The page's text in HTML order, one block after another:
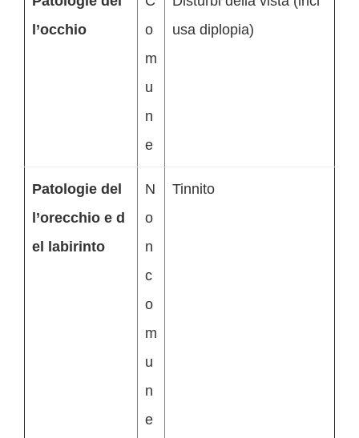
l’occhio
o
m
u
n
e
usa diplopia)
Patologie del
l’orecchio e d
el labirinto
N
o
n
c
o
m
u
n
e
Tinnito